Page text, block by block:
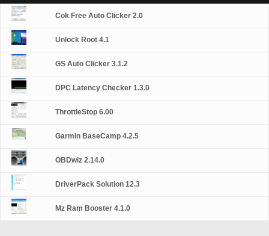
Cok Free Auto Clicker 2.0
Unlock Root 4.1
GS Auto Clicker 3.1.2
DPC Latency Checker 1.3.0
ThrottleStop 6.00
Garmin BaseCamp 4.2.5
OBDwiz 2.14.0
DriverPack Solution 12.3
Mz Ram Booster 4.1.0